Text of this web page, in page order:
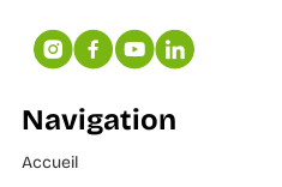
Navigation
Accueil